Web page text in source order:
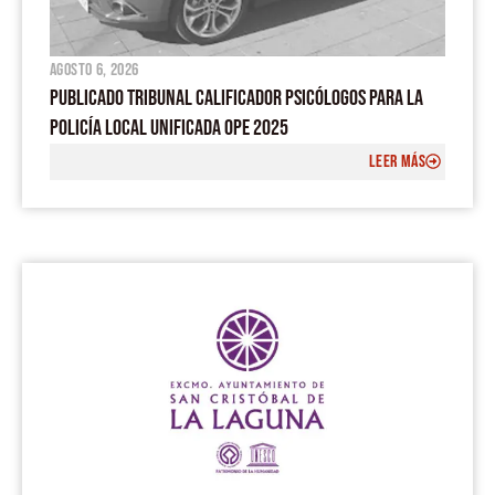
agosto 6, 2026
PUBLICADO TRIBUNAL CALIFICADOR PSICÓLOGOS PARA LA
POLICÍA LOCAL UNIFICADA OPE 2025
LEER MÁS